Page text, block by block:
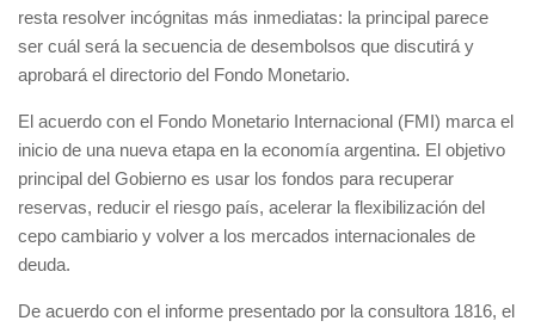
resta resolver incógnitas más inmediatas: la principal parece
ser cuál será la secuencia de desembolsos que discutirá y
aprobará el directorio del Fondo Monetario.
El acuerdo con el Fondo Monetario Internacional (FMI) marca el
inicio de una nueva etapa en la economía argentina. El objetivo
principal del Gobierno es usar los fondos para recuperar
reservas, reducir el riesgo país, acelerar la flexibilización del
cepo cambiario y volver a los mercados internacionales de
deuda.
De acuerdo con el informe presentado por la consultora 1816, el